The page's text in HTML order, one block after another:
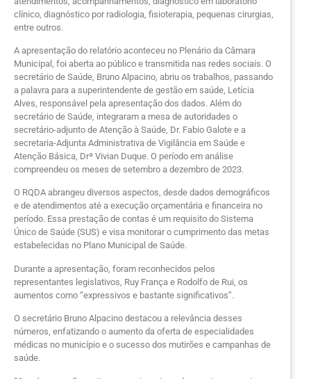
clínico, diagnóstico por radiologia, fisioterapia, pequenas cirurgias,
entre outros.
A apresentação do relatório aconteceu no Plenário da Câmara
Municipal, foi aberta ao público e transmitida nas redes sociais. O
secretário de Saúde, Bruno Alpacino, abriu os trabalhos, passando
a palavra para a superintendente de gestão em saúde, Letícia
Alves, responsável pela apresentação dos dados. Além do
secretário de Saúde, integraram a mesa de autoridades o
secretário-adjunto de Atenção à Saúde, Dr. Fabio Galote e a
secretaria-Adjunta Administrativa de Vigilância em Saúde e
Atenção Básica, Drª Vivian Duque. O período em análise
compreendeu os meses de setembro a dezembro de 2023.
O RQDA abrangeu diversos aspectos, desde dados demográficos
e de atendimentos até a execução orçamentária e financeira no
período. Essa prestação de contas é um requisito do Sistema
Único de Saúde (SUS) e visa monitorar o cumprimento das metas
estabelecidas no Plano Municipal de Saúde.
Durante a apresentação, foram reconhecidos pelos
representantes legislativos, Ruy França e Rodolfo de Rui, os
aumentos como “expressivos e bastante significativos”.
O secretário Bruno Alpacino destacou a relevância desses
números, enfatizando o aumento da oferta de especialidades
médicas no município e o sucesso dos mutirões e campanhas de
saúde.